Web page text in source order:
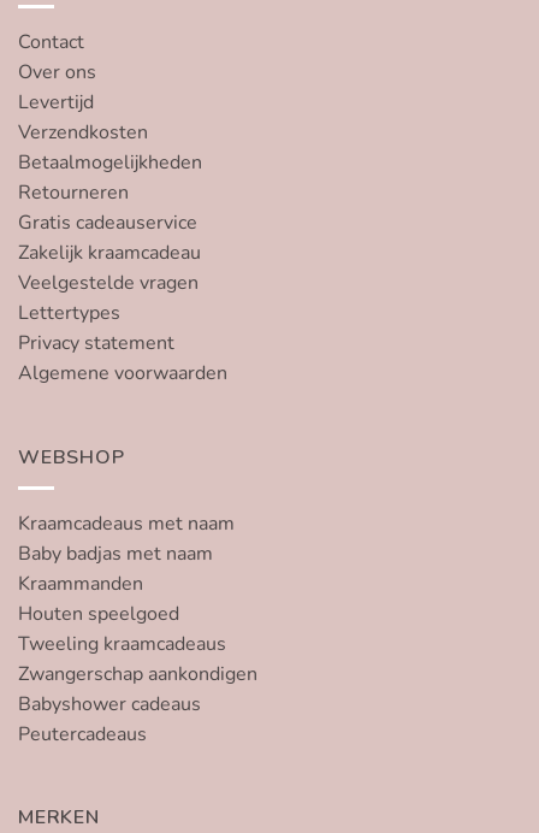
Contact
Over ons
Levertijd
Verzendkosten
Betaalmogelijkheden
Retourneren
Gratis cadeauservice
Zakelijk kraamcadeau
Veelgestelde vragen
Lettertypes
Privacy statement
Algemene voorwaarden
WEBSHOP
Kraamcadeaus met naam
Baby badjas met naam
Kraammanden
Houten speelgoed
Tweeling kraamcadeaus
Zwangerschap aankondigen
Babyshower cadeaus
Peutercadeaus
MERKEN